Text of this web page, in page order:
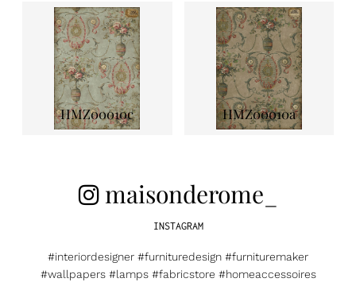
HMZ00010c HMZ00010a
maisonderome_
INSTAGRAM
#interiordesigner #furnituredesign #furnituremaker
#wallpapers #lamps #fabricstore #homeaccessoires